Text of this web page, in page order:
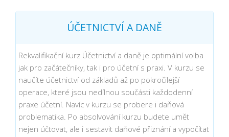
ÚČETNICTVÍ A DANĚ
Rekvalifikační kurz Účetnictví a daně je optimální volba
jak pro začátečníky, tak i pro účetní s praxi. V kurzu se
naučíte účetnictví od základů až po pokročilejší
operace, které jsou nedílnou součásti každodenní
praxe účetní. Navíc v kurzu se probere i daňová
problematika. Po absolvování kurzu budete umět
nejen účtovat, ale i sestavit daňové přiznání a vypočítat